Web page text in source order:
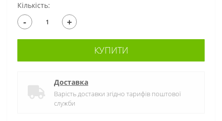
Кількість:
- +
КУПИТИ
Доставка
Варість доставки згідно тарифів поштової
служби